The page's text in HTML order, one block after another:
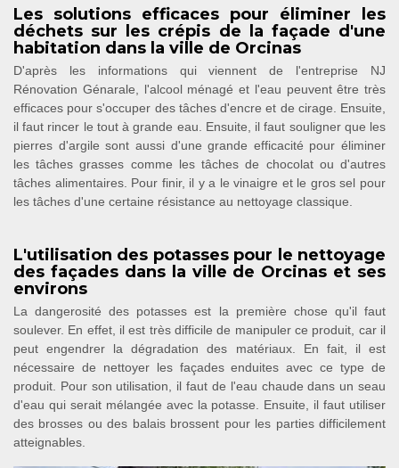
Les solutions efficaces pour éliminer les
déchets sur les crépis de la façade d'une
habitation dans la ville de Orcinas
D'après les informations qui viennent de l'entreprise NJ
Rénovation Génarale, l'alcool ménagé et l'eau peuvent être très
efficaces pour s'occuper des tâches d'encre et de cirage. Ensuite,
il faut rincer le tout à grande eau. Ensuite, il faut souligner que les
pierres d'argile sont aussi d'une grande efficacité pour éliminer
les tâches grasses comme les tâches de chocolat ou d'autres
tâches alimentaires. Pour finir, il y a le vinaigre et le gros sel pour
les tâches d'une certaine résistance au nettoyage classique.
L'utilisation des potasses pour le nettoyage
des façades dans la ville de Orcinas et ses
environs
La dangerosité des potasses est la première chose qu'il faut
soulever. En effet, il est très difficile de manipuler ce produit, car il
peut engendrer la dégradation des matériaux. En fait, il est
nécessaire de nettoyer les façades enduites avec ce type de
produit. Pour son utilisation, il faut de l'eau chaude dans un seau
d'eau qui serait mélangée avec la potasse. Ensuite, il faut utiliser
des brosses ou des balais brossent pour les parties difficilement
atteignables.